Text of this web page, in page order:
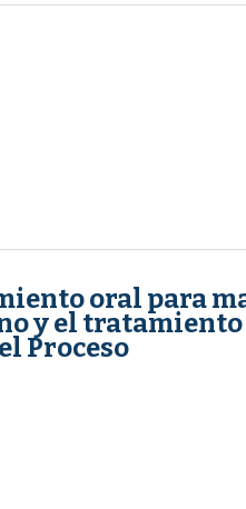
oral para
y el tratamiento
Proceso